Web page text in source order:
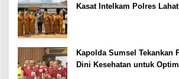
Kasat Intelkam Polres
Kapolda Sumsel Tekankan
Dini Kesehatan untuk